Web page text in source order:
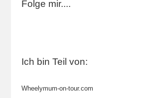
Folge mir....
Ich bin Teil von:
Wheelymum-on-tour.com